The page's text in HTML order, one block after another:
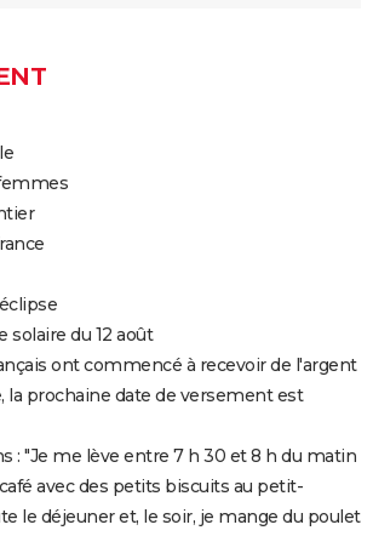
solaire du 12 août
ont commencé à recevoir de l'argent
la prochaine date de versement est
: "Je me lève entre 7 h 30 et 8 h du matin
avec des petits biscuits au petit-
le déjeuner et, le soir, je mange du poulet